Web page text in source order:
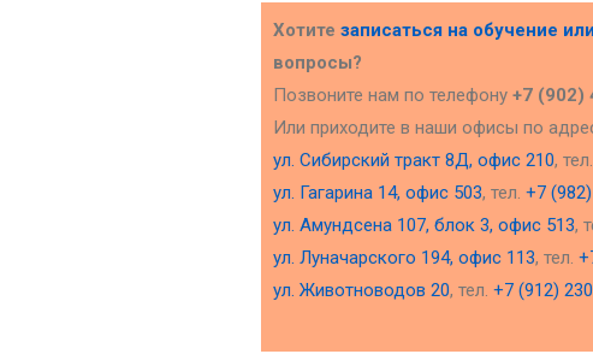
Хотите записаться на обучение
вопросы?
Позвоните нам по телефону +7 (902)
Или приходите в наши офисы по
ул. Сибирский тракт 8Д, офис 210, тел.
ул. Гагарина 14, офис 503, тел. +7
ул. Амундсена 107, блок 3, офис 513,
ул. Луначарского 194, офис 113, тел.
ул. Животноводов 20, тел. +7 (912)